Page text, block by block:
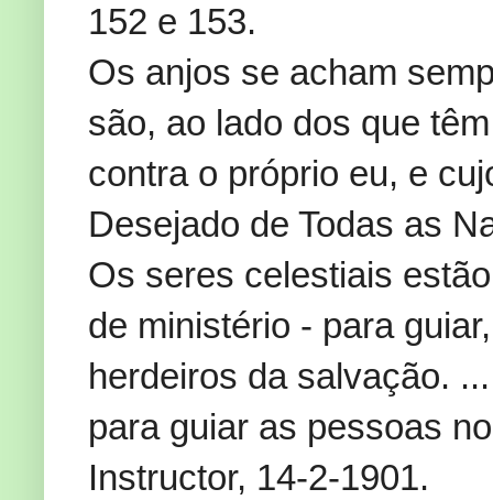
152 e 153.
Os anjos se acham
são, ao lado dos que
contra o próprio eu, e
Desejado de Todas as
Os seres celestiais
de ministério - para
herdeiros da salvação.
para guiar as pessoas
Instructor, 14-2-1901.